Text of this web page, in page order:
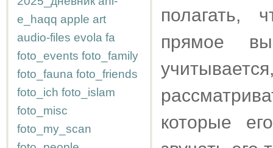
e_haqq apple art
audio-files evola fa
foto_events foto_family
foto_fauna foto_friends
foto_ich foto_islam
foto_misc
foto_my_scan
полагать,
прямое
которые